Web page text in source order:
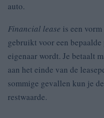
auto.
Financial lease is een
gebruikt voor een
eigenaar wordt. Je betaalt
aan het einde van de
sommige gevallen kun je
restwaarde.